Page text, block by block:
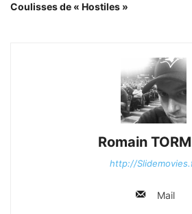
Coulisses de « Hostiles »
Romain
http://
Mail